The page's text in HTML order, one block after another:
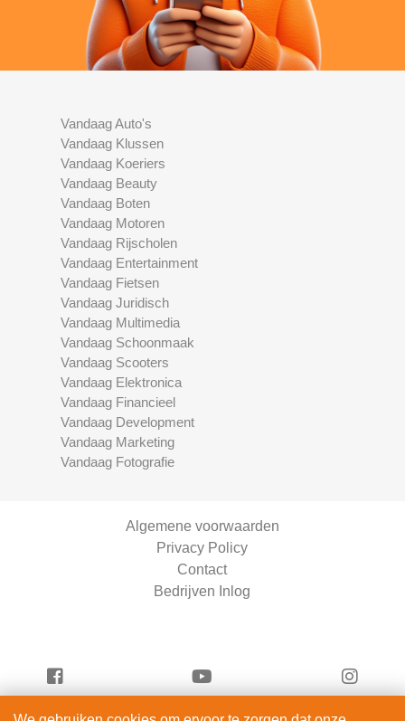
Vandaag Auto's
Vandaag Klussen
Vandaag Koeriers
Vandaag Beauty
Vandaag Boten
Vandaag Motoren
Vandaag Rijscholen
Vandaag Entertainment
Vandaag Fietsen
Vandaag Juridisch
Vandaag Multimedia
Vandaag Schoonmaak
Vandaag Scooters
Vandaag Elektronica
Vandaag Financieel
Vandaag Development
Vandaag Marketing
Vandaag Fotografie
Algemene voorwaarden
Privacy Policy
Contact
Bedrijven Inlog